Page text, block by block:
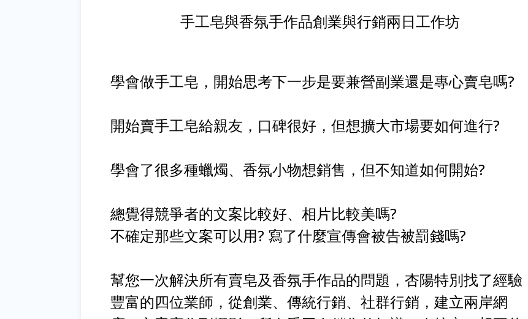
手工皂與香氛手作品創業與行銷兩日工作坊
學會做手工皂，開始思考下一步是要兼營副業還是專心賣皂嗎?
開始賣手工皂給親友，口碑很好，但想擴大市場要如何進行?
學會了很多種蠟燭、香氛小物想銷售，但不知道如何開始?
總覺得競爭者的文案比較好、相片比較美嗎?
不確定那些文案可以用? 寫了什麼宣傳會被告被罰錢嗎?
幫您一次解決所有賣皂及香氛手作品的問題，杏陽特別找了經驗
豐富的四位業師，從創業、傳統行銷、社群行銷，建立兩岸網